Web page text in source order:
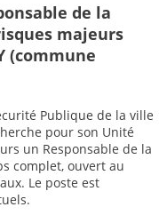
de la
majeurs
(commune
Publique de la ville
pour son Unité
un Responsable de la
complet, ouvert au
Le poste est